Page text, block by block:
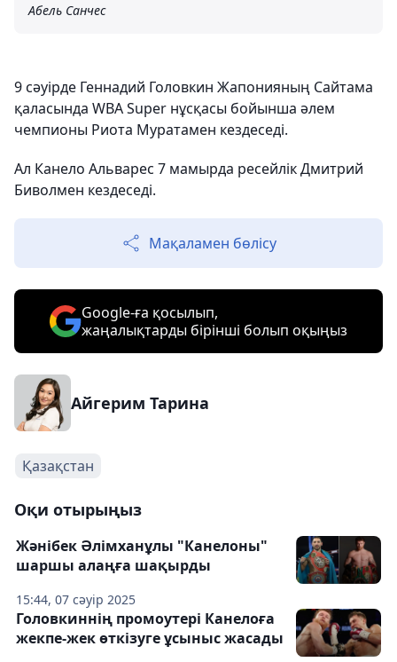
Абель Санчес
9 сәуірде Геннадий Головкин Жапонияның Сайтама
қаласында WBA Super нұсқасы бойынша әлем
чемпионы Риота Муратамен кездеседі.
Ал Канело Альварес 7 мамырда ресейлік Дмитрий
Биволмен кездеседі.
Мақаламен бөлісу
Google-ға қосылып,
жаңалықтарды бірінші болып оқыңыз
Айгерим Тарина
Қазақстан
Оқи отырыңыз
15:44, 07 сәуір 2025
Жәнібек Әлімханұлы "Канелоны"
шаршы алаңға шақырды
Головкиннің промоутері Канелоға
жекпе-жек өткізуге ұсыныс жасады